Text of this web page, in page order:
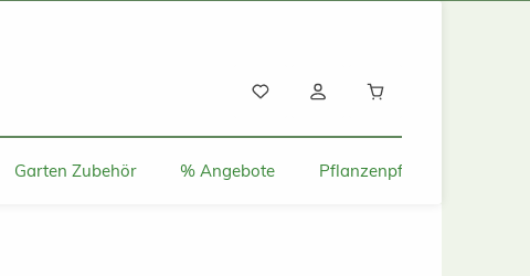
Garten Zubehör % Angebote Pflanzenpflege und Tipps